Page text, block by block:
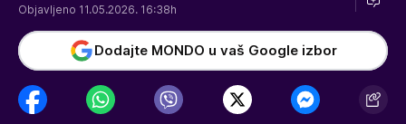
Objavljeno 11.05.2026. 16:38h
Dodajte MONDO u vaš Google izbor